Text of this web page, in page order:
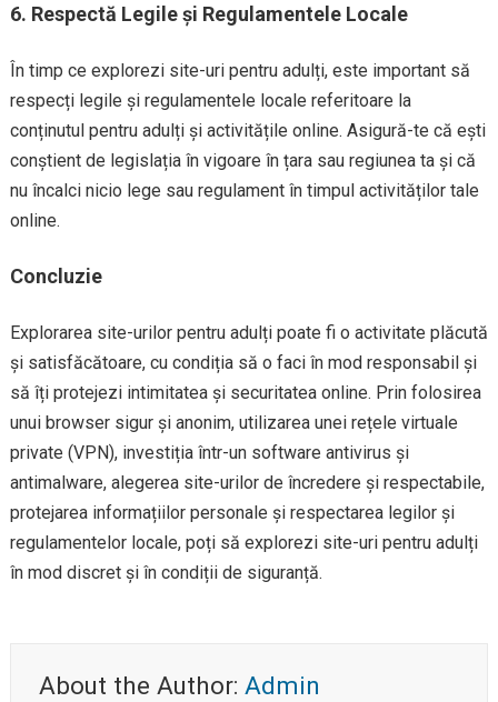
6. Respectă Legile și Regulamentele Locale
În timp ce explorezi site-uri pentru adulți, este important să
respecți legile și regulamentele locale referitoare la
conținutul pentru adulți și activitățile online. Asigură-te că ești
conștient de legislația în vigoare în țara sau regiunea ta și că
nu încalci nicio lege sau regulament în timpul activităților tale
online.
Concluzie
Explorarea site-urilor pentru adulți poate fi o activitate plăcută
și satisfăcătoare, cu condiția să o faci în mod responsabil și
să îți protejezi intimitatea și securitatea online. Prin folosirea
unui browser sigur și anonim, utilizarea unei rețele virtuale
private (VPN), investiția într-un software antivirus și
antimalware, alegerea site-urilor de încredere și respectabile,
protejarea informațiilor personale și respectarea legilor și
regulamentelor locale, poți să explorezi site-uri pentru adulți
în mod discret și în condiții de siguranță.
About the Author: Admin